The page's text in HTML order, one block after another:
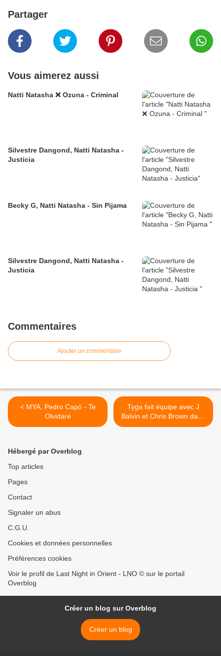
Partager
Vous aimerez aussi
Natti Natasha ❌ Ozuna - Criminal
Silvestre Dangond, Natti Natasha -
Justicia
Becky G, Natti Natasha - Sin Pijama
Silvestre Dangond, Natti Natasha -
Justicia
Commentaires
Ajouter un commentaire
< MYA, Pedro Capó - Te
Olvidaré
Tyga fait équipe avec J
Balvin et Chris Brown dans
la vidéo de son nouveau
Hébergé par Overblog
Top articles
Pages
Contact
Signaler un abus
C.G.U.
Cookies et données personnelles
Préférences cookies
Voir le profil de Last Night in Orient - LNO © sur le portail
Overblog
Créer un blog sur Overblog
Créer un blog